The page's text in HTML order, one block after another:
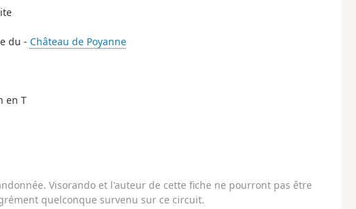
du - Château de Poyanne
en T
Visorando et l'auteur de cette fiche ne pourront pas être
quelconque survenu sur ce circuit.